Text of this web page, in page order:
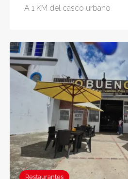
A 1 KM del casco urbano
Restaurantes